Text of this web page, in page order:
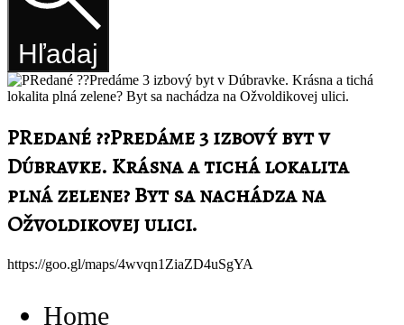
Hľadaj
PRedané ??Predáme 3 izbový byt v
Dúbravke. Krásna a tichá lokalita
plná zelene? Byt sa nachádza na
Ožvoldikovej ulici.
https://goo.gl/maps/4wvqn1ZiaZD4uSgYA
Home